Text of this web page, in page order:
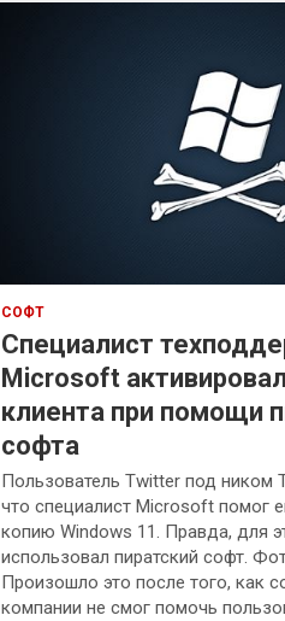
к
СОФТ
Специалист
Microsoft
клиента при помощи
софта
Пользователь Twitter под ником
что специалист Microsoft помог
копию Windows 11. Правда, для
использовал пиратский софт.
Произошло это после того, как
компании не смог помочь